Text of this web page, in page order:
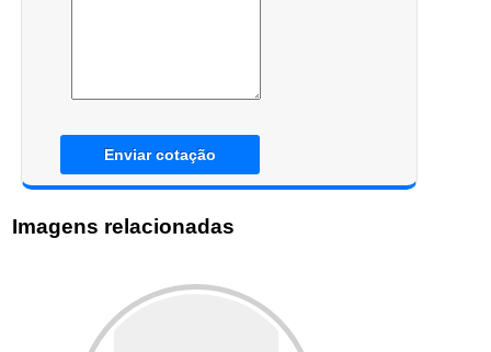
Enviar cotação
Imagens relacionadas